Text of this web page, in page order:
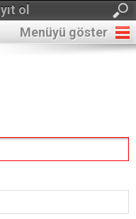
ol
Menüyü göster